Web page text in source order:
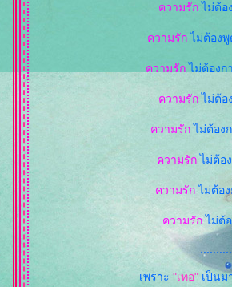
ความรักไม่ต้อ
ความรักไม่ต้องพู
ความรักไม่ต้องก
ความรักไม่ต้อ
ความรักไม่ต้อง
ความรักไม่ต้อ
ความรักไม่ต้อ
ความรักไม่ต้
เพราะ "เทอ" เป็นม